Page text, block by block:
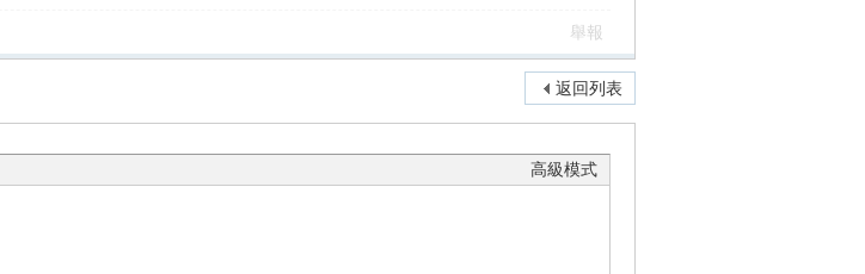
舉報
返回列表
高級模式